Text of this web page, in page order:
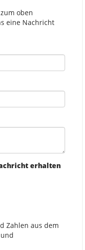
oben
eine Nachricht
erhalten
Zahlen aus dem